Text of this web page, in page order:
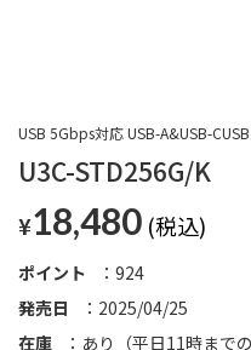
U3C-STD256G/K
USB 5Gbps対応 USB-A&USB-
¥18,480
発売日 2025/04/25
ポイント 924
在庫
あり（平日11時まで